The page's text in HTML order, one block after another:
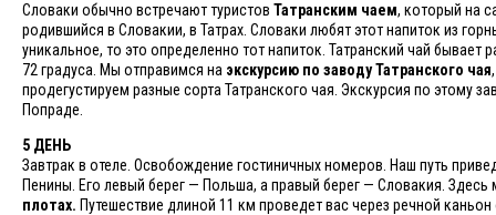
Словаки обычно встречают туристов Татранским чаем, который на
родившийся в Словакии, в Татрах. Словаки любят этот напиток из
уникальное, то это определенно тот напиток. Татранский чай
72 градуса. Мы отправимся на экскурсию по заводу Татранского чая
продегустируем разные сорта Татранского чая. Экскурсия по этому
Попраде.
5 ДЕНЬ
Завтрак в отеле. Освобождение гостиничных номеров. Наш путь
Пенины. Его левый берег — Польша, а правый берег — Словакия. Здесь
плотах. Путешествие длиной 11 км проведет вас через речной